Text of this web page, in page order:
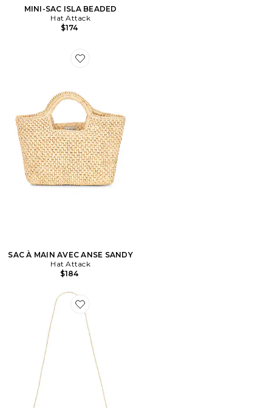
MINI-SAC ISLA BEADED
Hat Attack
$174
Favorite SAC À MAIN AVEC ANSE SANDY
SAC À MAIN AVEC ANSE SANDY
Hat Attack
$184
Favorite POCHETTE ENVELOPPE EMMIE